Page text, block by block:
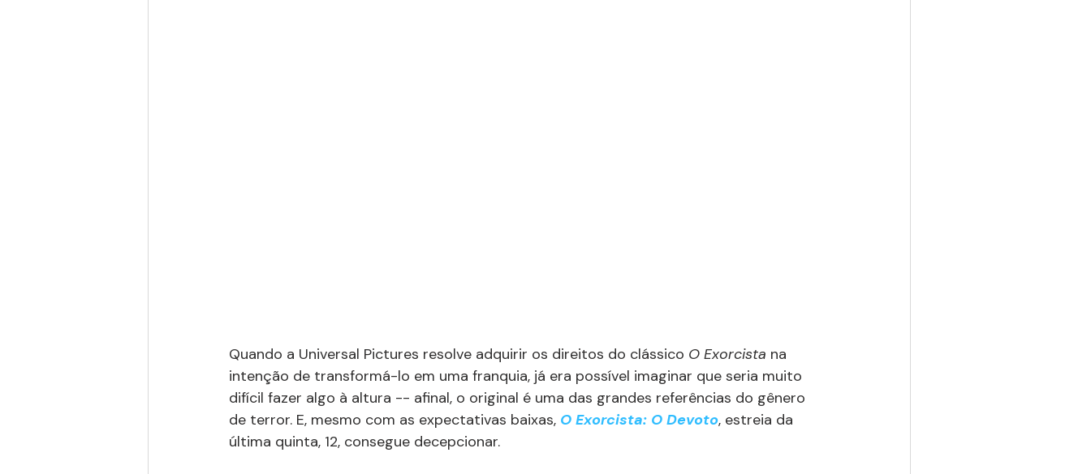
Quando a Universal Pictures resolve adquirir os direitos do clássico O Exorcista na
intenção de transformá-lo em uma franquia, já era possível imaginar que seria muito
difícil fazer algo à altura -- afinal, o original é uma das grandes referências do gênero
de terror. E, mesmo com as expectativas baixas, O Exorcista: O Devoto, estreia da
última quinta, 12, consegue decepcionar.